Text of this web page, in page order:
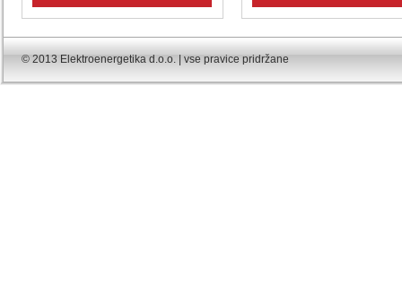
© 2013 Elektroenergetika d.o.o. | vse pravice pridržane